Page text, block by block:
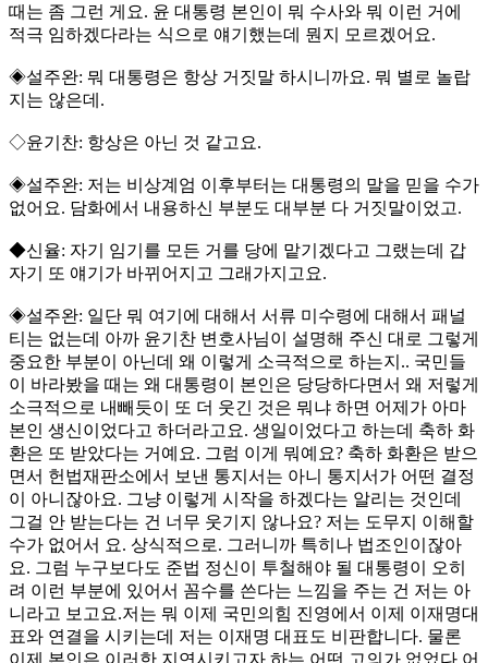
때는 좀 그런 게요. 윤 대통령 본인이 뭐 수사와 뭐 이런 거에
적극 임하겠다라는 식으로 얘기했는데 뭔지 모르겠어요.
◈설주완: 뭐 대통령은 항상 거짓말 하시니까요. 뭐 별로 놀랍
지는 않은데.
◇윤기찬: 항상은 아닌 것 같고요.
◈설주완: 저는 비상계엄 이후부터는 대통령의 말을 믿을 수가
없어요. 담화에서 내용하신 부분도 대부분 다 거짓말이었고.
◆신율: 자기 임기를 모든 거를 당에 맡기겠다고 그랬는데 갑
자기 또 얘기가 바뀌어지고 그래가지고요.
◈설주완: 일단 뭐 여기에 대해서 서류 미수령에 대해서 패널
티는 없는데 아까 윤기찬 변호사님이 설명해 주신 대로 그렇게
중요한 부분이 아닌데 왜 이렇게 소극적으로 하는지.. 국민들
이 바라봤을 때는 왜 대통령이 본인은 당당하다면서 왜 저렇게
소극적으로 내빼듯이 또 더 웃긴 것은 뭐냐 하면 어제가 아마
본인 생신이었다고 하더라고요. 생일이었다고 하는데 축하 화
환은 또 받았다는 거예요. 그럼 이게 뭐예요? 축하 화환은 받으
면서 헌법재판소에서 보낸 통지서는 아니 통지서가 어떤 결정
이 아니잖아요. 그냥 이렇게 시작을 하겠다는 알리는 것인데
그걸 안 받는다는 건 너무 웃기지 않나요? 저는 도무지 이해할
수가 없어서 요. 상식적으로. 그러니까 특히나 법조인이잖아
요. 그럼 누구보다도 준법 정신이 투철해야 될 대통령이 오히
려 이런 부분에 있어서 꼼수를 쓴다는 느낌을 주는 건 저는 아
니라고 보고요.저는 뭐 이제 국민의힘 진영에서 이제 이재명대
표와 연결을 시키는데 저는 이재명 대표도 비판합니다. 물론